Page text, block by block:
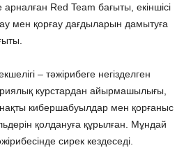
арналған Red Team бағыты, екіншісі
мен қорғау дағдыларын дамытуға
– тәжірибеге негізделген
курстардан айырмашылығы,
нақты кибершабуылдар мен қорғаныс
қолдануға құрылған. Мұндай
сирек кездеседі.